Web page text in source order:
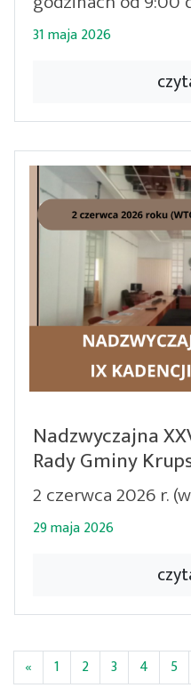
31 maja 2026
Nadzwyczajna
Rady Gminy
2 czerwca 2026 r.
29 maja 2026
« 1 2 3 4 5